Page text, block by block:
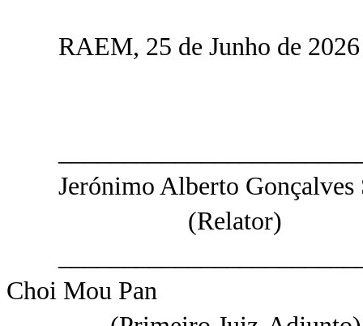
RAEM, 25 de Junho de 2026
Jerónimo Alberto Gonçalves
(Relator)
Choi Mou Pan